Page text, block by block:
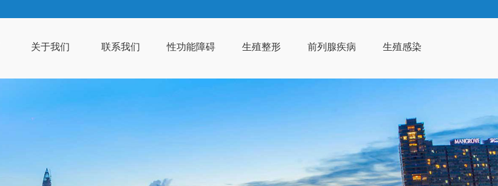
关于我们 联系我们 性功能障碍 生殖整形 前列腺疾病 生殖感染